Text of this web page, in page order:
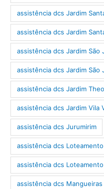
assistência dcs Jardim
assistência dcs Jardim
assistência dcs Jardim São
assistência dcs Jardim São
assistência dcs Jardim
assistência dcs Jardim Vila
assistência dcs Jurumirim
assistência dcs Loteamento
assistência dcs
assistência dcs